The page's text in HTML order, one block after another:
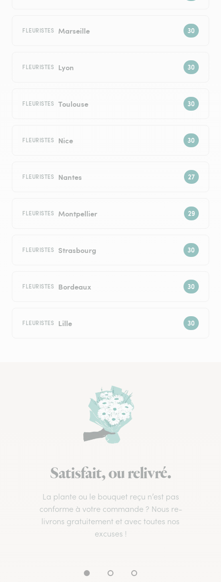
FLEURISTES Marseille
FLEURISTES Lyon
FLEURISTES Toulouse
FLEURISTES Nice
FLEURISTES Nantes
FLEURISTES Montpellier
FLEURISTES Strasbourg
FLEURISTES Bordeaux
FLEURISTES Lille
Satisfait, ou relivré.
La plante ou le bouquet reçu n’est pas
conforme à votre commande ? Nous re-
livrons gratuitement et avec toutes nos
excuses !